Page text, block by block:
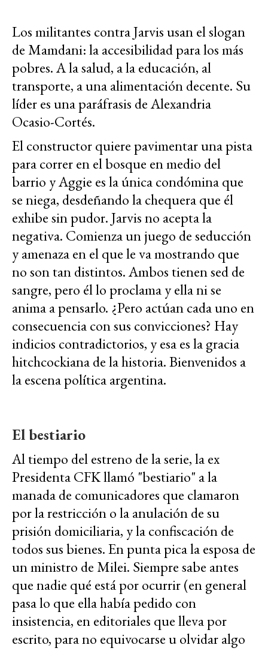
Los militantes contra Jarvis usan el slogan
de Mamdani: la accesibilidad para los más
pobres. A la salud, a la educación, al
transporte, a una alimentación decente. Su
líder es una paráfrasis de Alexandria
Ocasio-Cortés.
El constructor quiere pavimentar una pista
para correr en el bosque en medio del
barrio y Aggie es la única condómina que
se niega, desdeñando la chequera que él
exhibe sin pudor. Jarvis no acepta la
negativa. Comienza un juego de seducción
y amenaza en el que le va mostrando que
no son tan distintos. Ambos tienen sed de
sangre, pero él lo proclama y ella ni se
anima a pensarlo. ¿Pero actúan cada uno en
consecuencia con sus convicciones? Hay
indicios contradictorios, y esa es la gracia
hitchcockiana de la historia. Bienvenidos a
la escena política argentina.
El bestiario
Al tiempo del estreno de la serie, la ex
Presidenta CFK llamó "bestiario" a la
manada de comunicadores que clamaron
por la restricción o la anulación de su
prisión domiciliaria, y la confiscación de
todos sus bienes. En punta pica la esposa de
un ministro de Milei. Siempre sabe antes
que nadie qué está por ocurrir (en general
pasa lo que ella había pedido con
insistencia, en editoriales que lleva por
escrito, para no equivocarse u olvidar algo